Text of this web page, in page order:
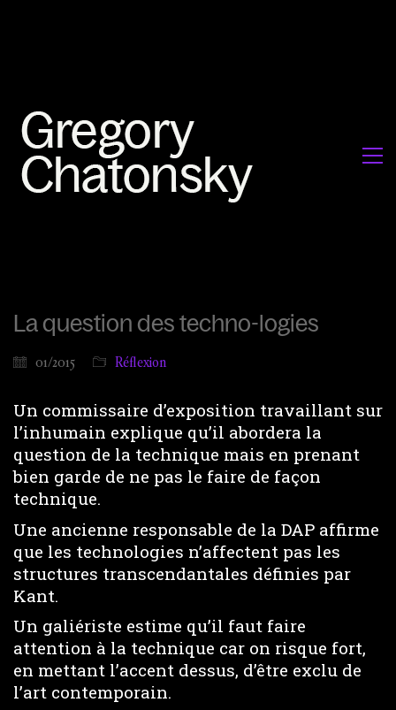
La question des techno-logies
01/2015 Réflexion
Un commissaire d’exposition travaillant sur
l’inhumain explique qu’il abordera la
question de la technique mais en prenant
bien garde de ne pas le faire de façon
technique.
Une ancienne responsable de la DAP affirme
que les technologies n’affectent pas les
structures transcendantales définies par
Kant.
Un galiériste estime qu’il faut faire
attention à la technique car on risque fort,
en mettant l’accent dessus, d’être exclu de
l’art contemporain.